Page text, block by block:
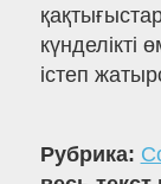
күнделікті
істеп
Рубрика: